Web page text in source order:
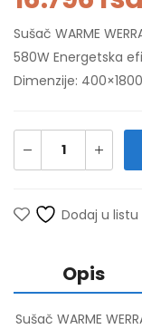
Sušač WARME
580W Energetska
Dimenzije:
Dodaj u listu
Opis
Sušač WARME